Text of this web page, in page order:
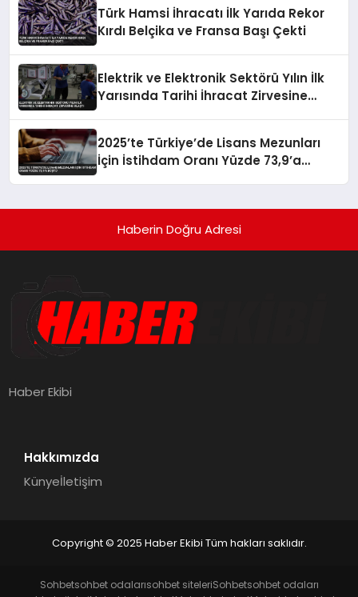
Türk Hamsi İhracatı İlk Yarıda Rekor
Kırdı Belçika ve Fransa Başı Çekti
Elektrik ve Elektronik Sektörü Yılın İlk
Yarısında Tarihi İhracat Zirvesine
2025’te Türkiye’de Lisans Mezunları
İçin İstihdam Oranı Yüzde 73,9’a
Haberin Doğru Adresi
Haber Ekibi
Hakkımızda
Künyeİletişim
Copyright © 2025 Haber Ekibi Tüm hakları saklıdır.
Sohbetsohbet odalarısohbet siteleriSohbetsohbet odaları